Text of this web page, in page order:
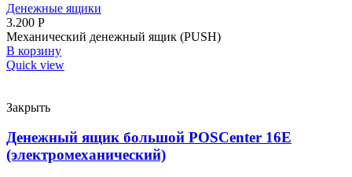
Денежные ящики
3.200 Р
Механический денежный ящик (PUSH)
В корзину
Quick view
Закрыть
Денежный ящик большой POSCenter 16E
(электромеханический)